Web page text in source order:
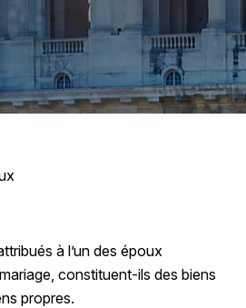
à l’un des époux
constituent-ils des biens
propres.